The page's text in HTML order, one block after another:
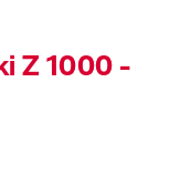
Z 1000 -